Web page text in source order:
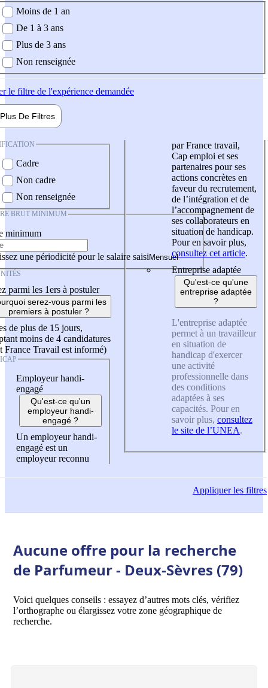
demandée
Moins de 1 an
De 1 à 3 ans
Plus de 3 ans
Non renseignée
le filtre de l'expérience demandée
Plus De Filtres
Cadre
Non cadre
Non renseignée
BRUT MINIMUM
minimum
une périodicité pour le salaire saisi
parmi les 1ers à postuler
serez-vous parmi les
premiers à postuler ?
de plus de 15 jours,
moins de 4 candidatures
France Travail est informé)
Employeur handi-
engagé
Qu'est-ce qu'un
employeur handi-
engagé ?
Un employeur handi-
engagé est un
employeur reconnu
par France travail,
Cap emploi et ses
partenaires pour ses
actions concrètes en
faveur du recrutement,
de l’intégration et de
l’accompagnement de
ses collaborateurs en
situation de handicap.
Pour en savoir plus,
consultez cet article.
Entreprise adaptée
Qu'est-ce qu'une
entreprise adaptée
?
L'entreprise adaptée
permet à un travailleur
en situation de
handicap d'exercer
une activité
professionnelle dans
des conditions
adaptées à ses
capacités. Pour en
savoir plus, consultez
le site de l’UNEA.
Appliquerles filtres
Aucune offre pour la recherche
de Parfumeur - Deux-Sèvres (79)
Voici quelques conseils : essayez d’autres mots clés, vérifiez
l’orthographe ou élargissez votre zone géographique de
recherche.